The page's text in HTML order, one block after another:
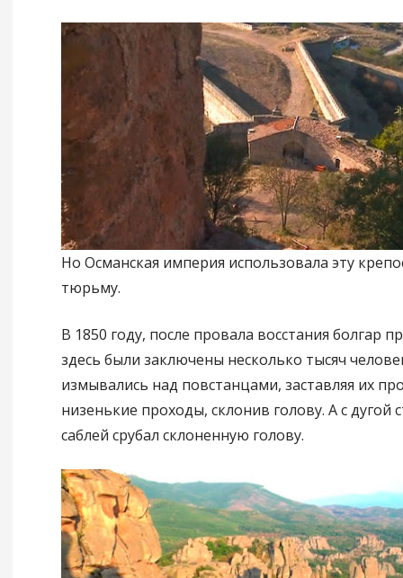
Но Османская империя использовала эту
тюрьму.
В 1850 году, после провала восстания болгар
здесь были заключены несколько тысяч
измывались над повстанцами, заставляя их
низенькие проходы, склонив голову. А с дугой
саблей срубал склоненную голову.